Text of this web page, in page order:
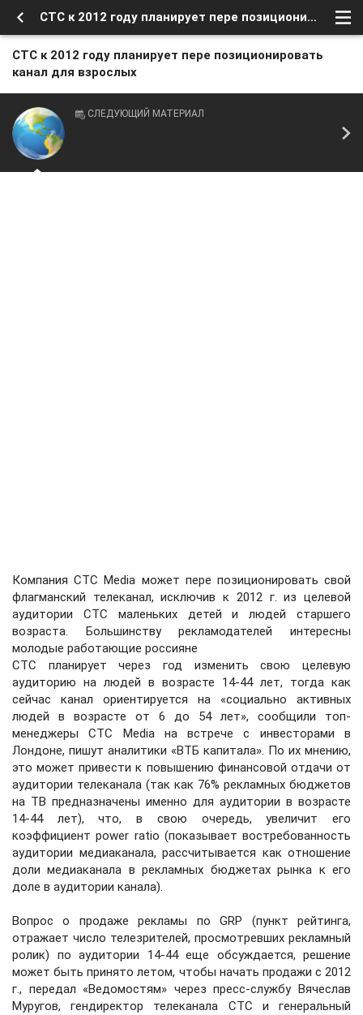
CTC к 2012 году планирует пере позиционировать канал для взрослых
CTC к 2012 году планирует пере позиционировать
канал для взрослых
СЛЕДУЮЩИЙ МАТЕРИАЛ
Компания CTC Media может пере позиционировать свой
флагманский телеканал, исключив к 2012 г. из целевой
аудитории CTC маленьких детей и людей старшего
возраста. Большинству рекламодателей интересны
молодые работающие россияне
CTC планирует через год изменить свою целевую
аудиторию на людей в возрасте 14-44 лет, тогда как
сейчас канал ориентируется на «социально активных
людей в возрасте от 6 до 54 лет», сообщили топ-
менеджеры CTC Media на встрече с инвесторами в
Лондоне, пишут аналитики «ВТБ капитала». По их мнению,
это может привести к повышению финансовой отдачи от
аудитории телеканала (так как 76% рекламных бюджетов
на ТВ предназначены именно для аудитории в возрасте
14-44 лет), что, в свою очередь, увеличит его
коэффициент power ratio (показывает востребованность
аудитории медиаканала, рассчитывается как отношение
доли медиаканала в рекламных бюджетах рынка к его
доле в аудитории канала).
Вопрос о продаже рекламы по GRP (пункт рейтинга,
отражает число телезрителей, просмотревших рекламный
ролик) по аудитории 14-44 еще обсуждается, решение
может быть принято летом, чтобы начать продажи с 2012
г., передал «Ведомостям» через пресс-службу Вячеслав
Муругов, гендиректор телеканала СТС и генеральный